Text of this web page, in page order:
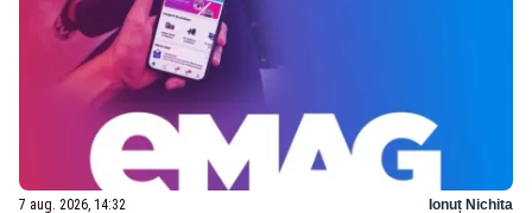
7 aug. 2026, 14:32 Ionuț Nichita